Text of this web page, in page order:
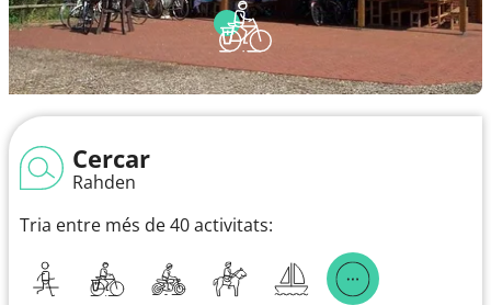
Cercar
Rahden
Tria entre més de 40 activitats: